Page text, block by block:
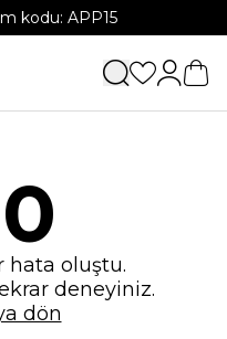
kodu: APP15
hata oluştu.
deneyiniz.
dön